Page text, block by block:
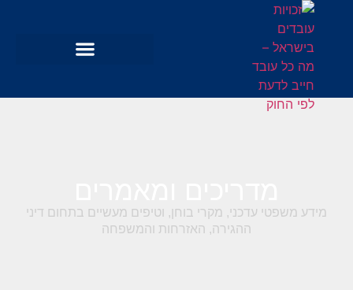
מידע משפטי עדכני, מקרי בוחן, וטיפים מעשיים בתחום דיני
ההגירה, האזרחות והמשפחה